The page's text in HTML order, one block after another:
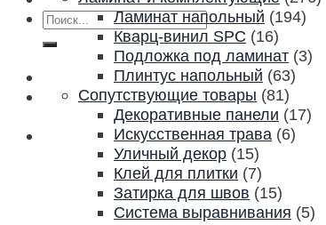
Искать:
Ламинат напольный (194)
Кварц-винил SPC (16)
Подложка под ламинат (3)
Плинтус напольный (63)
Сопутствующие товары (81)
Декоративные панели (17)
Искусственная трава (6)
Уличный декор (15)
Клей для плитки (7)
Затирка для швов (15)
Система выравнивания (5)